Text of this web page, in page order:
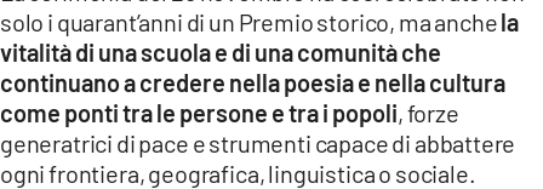
solo i quarant’anni di un Premio storico, ma anchela
vitalità di una scuola e di una comunità che
continuano a credere nella poesia e nella cultura
come ponti tra le persone e tra i popoli, forze
generatrici di pace e strumenti capace di abbattere
ogni frontiera, geografica, linguistica o sociale.